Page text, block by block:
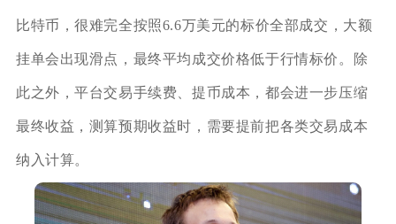
比特币，很难完全按照6.6万美元的标价全部成交，大额
挂单会出现滑点，最终平均成交价格低于行情标价。除
此之外，平台交易手续费、提币成本，都会进一步压缩
最终收益，测算预期收益时，需要提前把各类交易成本
纳入计算。